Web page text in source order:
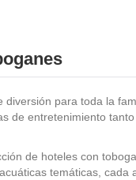
para toda la
de entretenimiento
de hoteles con
temáticas,